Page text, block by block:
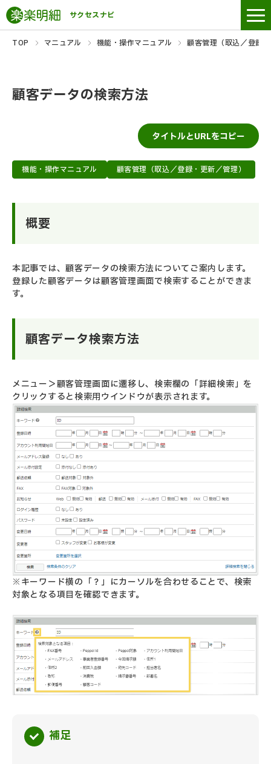
サクセスナビ
TOP マニュアル 機能・操作マニュアル 顧客管理（取込／登録
顧客データの検索方法
タイトルとURLをコピー
機能・操作マニュアル 顧客管理（取込／登録・更新／管理）
概要
本記事では、顧客データの検索方法についてご案内します。
登録した顧客データは顧客管理画面で検索することができま
す。
顧客データ検索方法
メニュー＞顧客管理画面に遷移し、検索欄の「詳細検索」を
クリックすると検索用ウインドウが表示されます。
※キーワード横の「？」にカーソルを合わせることで、検索
対象となる項目を確認できます。
補足